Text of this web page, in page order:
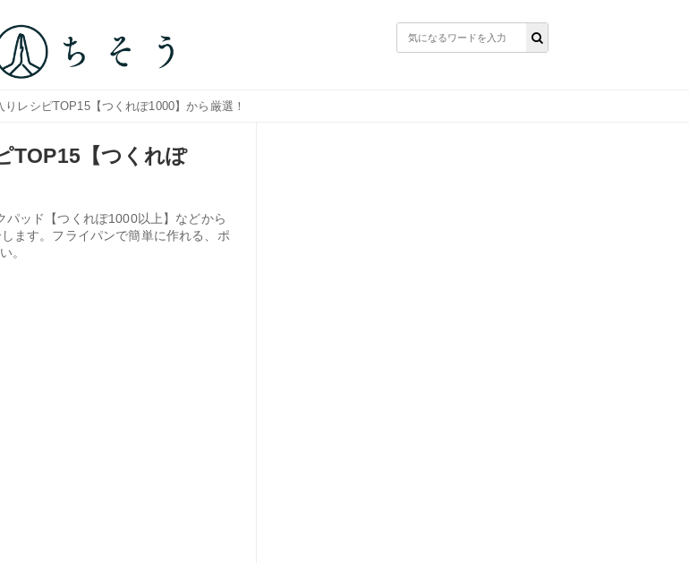
レシピTOP15【つくれぽ1000】から厳選！
TOP15【つくれぽ
パッド【つくれぽ1000以上】などから
ます。フライパンで簡単に作れる、ポ
。